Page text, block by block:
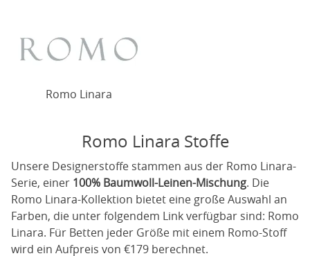
Romo Linara
Romo Linara Stoffe
Unsere Designerstoffe stammen aus der Romo Linara-
Serie, einer 100% Baumwoll-Leinen-Mischung. Die
Romo Linara-Kollektion bietet eine große Auswahl an
Farben, die unter folgendem Link verfügbar sind: Romo
Linara. Für Betten jeder Größe mit einem Romo-Stoff
wird ein Aufpreis von €179 berechnet.